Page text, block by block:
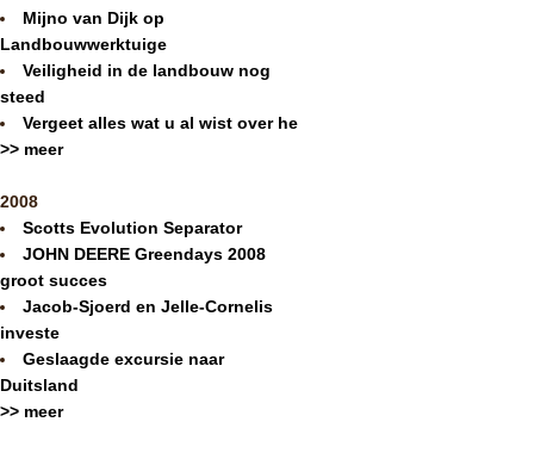
Mijno van Dijk op
Landbouwwerktuige
Veiligheid in de landbouw nog
steed
Vergeet alles wat u al wist over he
>> meer
2008
Scotts Evolution Separator
JOHN DEERE Greendays 2008
groot succes
Jacob-Sjoerd en Jelle-Cornelis
investe
Geslaagde excursie naar
Duitsland
>> meer